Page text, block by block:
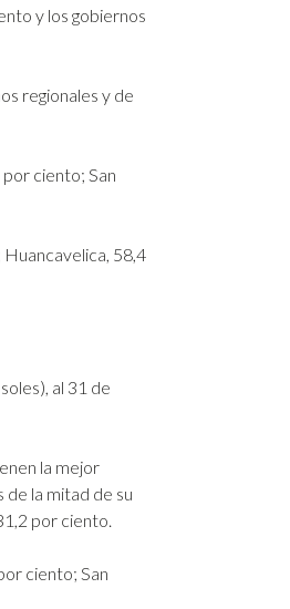
y los gobiernos
regionales y de
ciento; San
58,4
al 31 de
la mejor
la mitad de su
por ciento.
ciento; San